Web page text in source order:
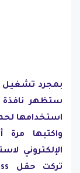
ستظهر نافذة
استخدامها
واكتبها مرة
الإلكتروني